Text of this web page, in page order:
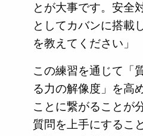
とが大事です。安全
としてカバンに搭載
を教えてください」
この練習を通じて「
る力の解像度」を高
ことに繋がることが
質問を上手にするこ